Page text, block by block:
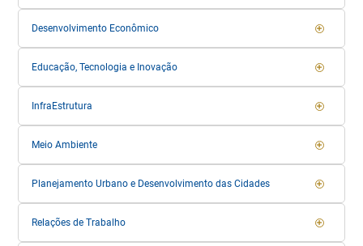
Desenvolvimento Econômico
Educação, Tecnologia e Inovação
InfraEstrutura
Meio Ambiente
Planejamento Urbano e Desenvolvimento das Cidades
Relações de Trabalho